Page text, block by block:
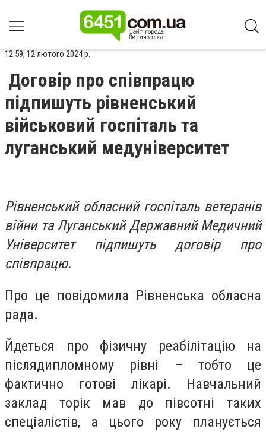
12:59, 12 лютого 2024 р.
Договір про співпрацю
підпишуть рівненський
військовий госпіталь та
луганський медуніверситет
Рівненський обласний госпіталь ветеранів
війни та Луганський Державний Медичний
Університет підпишуть договір про
співпрацю.
Про це повідомила Рівненська обласна
рада.
Йдеться про фізичну реабілітацію на
післядипломному рівні – тобто це
фактично готові лікарі. Навчальний
заклад торік мав до півсотні таких
спеціалістів, а цього року планується